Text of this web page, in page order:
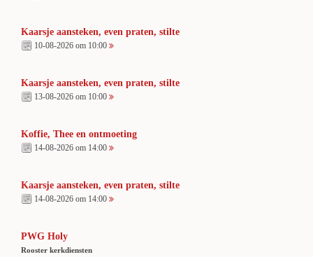
Kaarsje aansteken, even praten, stilte
10-08-2026 om 10:00
Kaarsje aansteken, even praten, stilte
13-08-2026 om 10:00
Koffie, Thee en ontmoeting
14-08-2026 om 14:00
Kaarsje aansteken, even praten, stilte
14-08-2026 om 14:00
PWG Holy
Rooster kerkdiensten